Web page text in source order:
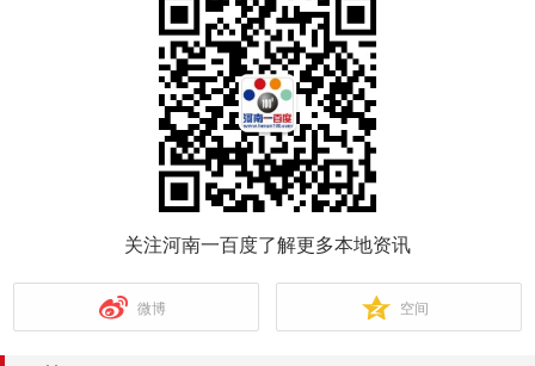
关注河南一百度了解更多本地资讯
微博 空间